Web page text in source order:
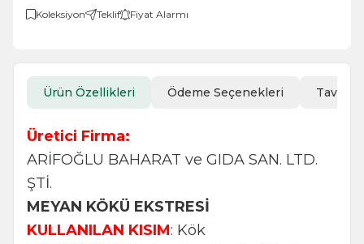
Koleksiyon Teklif Fiyat Alarmı
Ürün Özellikleri Ödeme Seçenekleri Tavsiye
Üretici Firma:
ARİFOĞLU BAHARAT ve GIDA SAN. LTD.
ŞTİ.
MEYAN KÖKÜ EKSTRESİ
KULLANILAN KISIM: Kök